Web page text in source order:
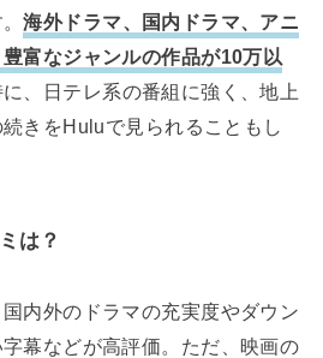
。海外ドラマ、国内ドラマ、アニ
富なジャンルの作品が10万以
、日テレ系の番組に強く、地上
きをHuluで見られることもし
は？
内外のドラマの充実度やダウン
幕などが高評価。ただ、映画の